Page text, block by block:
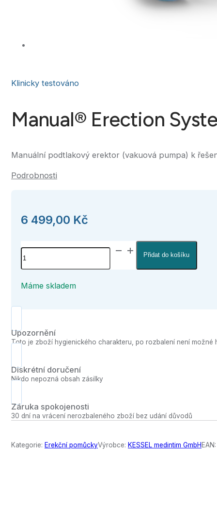
Klinicky testováno
Manual® Erection
Manuální podtlakový erektor (vakuová pumpa) k
Podrobnosti
6 499,00 Kč
Manual®
Erection
System
množství
Přidat do košíku
Alternative:
Máme skladem
Upozornění
Toto je zboží hygienického charakteru, po rozbalení není možné
Diskrétní doručení
Nikdo nepozná obsah zásilky
Záruka spokojenosti
30 dní na vrácení nerozbaleného zboží bez udání důvodů
Kategorie: Erekční pomůckyVýrobce: KESSEL medintim GmbH